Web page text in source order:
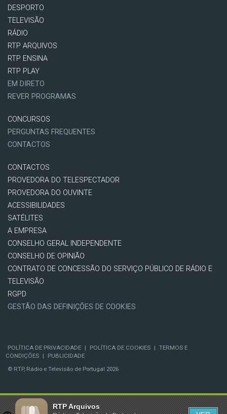
DESPORTO
TELEVISÃO
RÁDIO
RTP ARQUIVOS
RTP ENSINA
RTP PLAY
EM DIRETO
REVER PROGRAMAS
CONCURSOS
PERGUNTAS FREQUENTES
CONTACTOS
CONTACTOS
PROVEDORA DO TELESPECTADOR
PROVEDORA DO OUVINTE
ACESSIBILIDADES
SATÉLITES
A EMPRESA
CONSELHO GERAL INDEPENDENTE
CONSELHO DE OPINIÃO
CONTRATO DE CONCESSÃO DO SERVIÇO PÚBLICO DE RÁDIO E
TELEVISÃO
RGPD
GESTÃO DAS DEFINIÇÕES DE COOKIES
POLÍTICA DE PRIVACIDADE | POLÍTICA DE COOKIES | TERMOS E
CONDIÇÕES |
PUBLICIDADE
© RTP, Rádio e Televisão de Portugal 2026
RTP Arquivos